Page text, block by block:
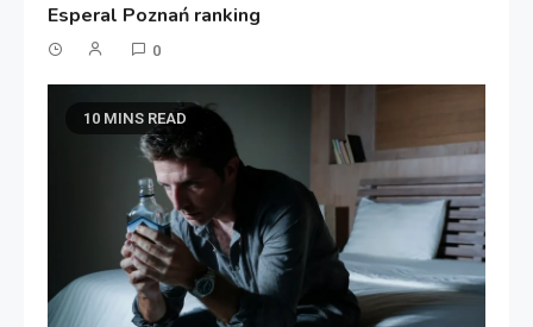
Esperal Poznań ranking
0
10 MINS READ